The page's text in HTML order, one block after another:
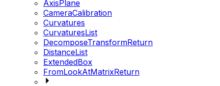
AxisPlane
CameraCalibration
Curvatures
CurvaturesList
DecomposeTransformReturn
DistanceList
ExtendedBox
FromLookAtMatrixReturn